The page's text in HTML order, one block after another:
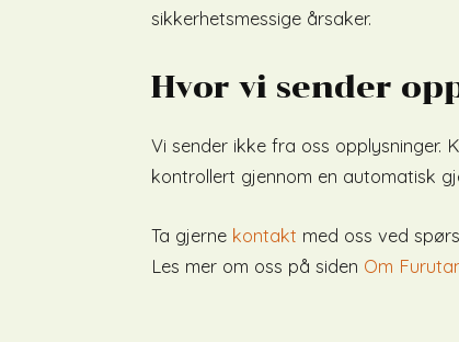
sikkerhetsmessige årsaker.
Hvor vi sender
Vi sender ikke fra oss opplysninger.
kontrollert gjennom en automatisk
Ta gjerne kontakt med oss ved
Les mer om oss på siden Om